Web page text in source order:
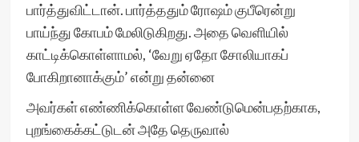
பார்த்துவிட்டான். பார்த்ததும் ரோஷம் குபீரென்று
பாய்ந்து கோபம் மேலிடுகிறது. அதை வெளியில்
காட்டிக்கொள்ளாமல், ‘வேறு ஏதோ சோலியாகப்
போகிறானாக்கும்’ என்று தன்னை
அவர்கள் எண்ணிக்கொள்ள வேண்டுமென்பதற்காக,
புறங்கைக்கட்டுடன் அதே தெருவால்